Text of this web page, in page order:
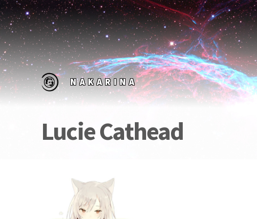
NAKARINA
Lucie Cathead